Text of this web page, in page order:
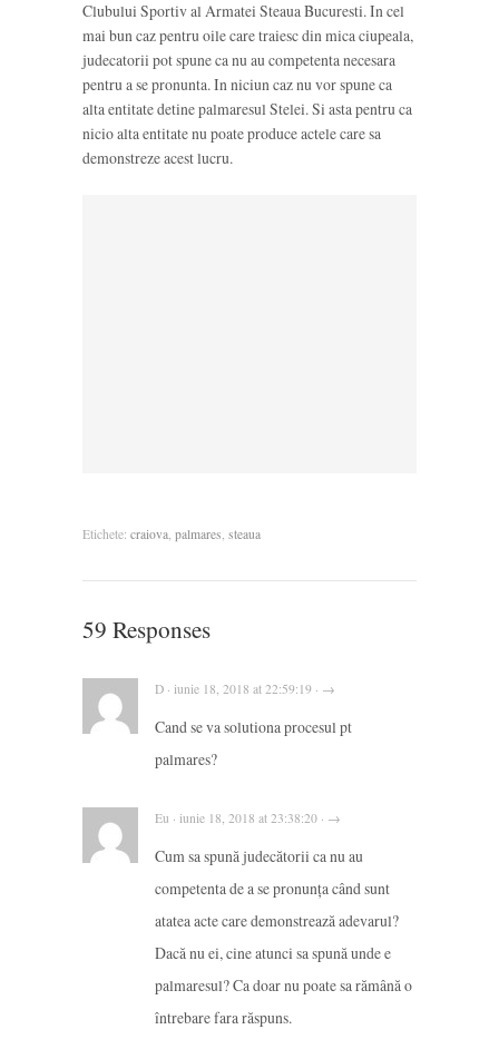
Clubului Sportiv al Armatei Steaua Bucuresti. In cel
mai bun caz pentru oile care traiesc din mica ciupeala,
judecatorii pot spune ca nu au competenta necesara
pentru a se pronunta. In niciun caz nu vor spune ca
alta entitate detine palmaresul Stelei. Si asta pentru ca
nicio alta entitate nu poate produce actele care sa
demonstreze acest lucru.
Etichete: craiova, palmares, steaua
59 Responses
D · iunie 18, 2018 at 22:59:19 · →
Cand se va solutiona procesul pt
palmares?
Eu · iunie 18, 2018 at 23:38:20 · →
Cum sa spună judecătorii ca nu au
competenta de a se pronunța când sunt
atatea acte care demonstrează adevarul?
Dacă nu ei, cine atunci sa spună unde e
palmaresul? Ca doar nu poate sa rămână o
întrebare fara răspuns.